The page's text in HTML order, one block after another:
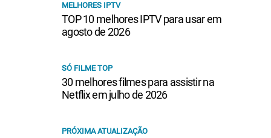
MELHORES IPTV
TOP 10 melhores IPTV para usar em
agosto de 2026
SÓ FILME TOP
30 melhores filmes para assistir na
Netflix em julho de 2026
PRÓXIMA ATUALIZAÇÃO